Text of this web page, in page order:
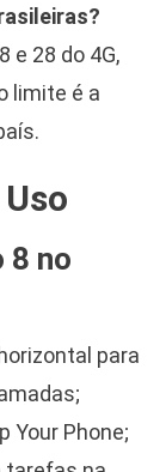
e 28 do 4G,
limite é a
8 no
para
Your Phone;